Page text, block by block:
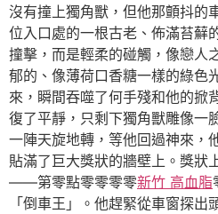
沒有撞上獨角獸，但他那顫抖的
位入口處的一根古老、佈滿苔蘚
撞擊，而是輕柔的碰觸，像戀人
郁的、像薄荷口香糖一樣的綠色
來，瞬間吞噬了何手殘和他的掀
復了平靜，只剩下獨角獸雕像一
一陣天旋地轉，等他回過神來，
貼滿了巨大獎狀的牆壁上。獎狀
——第零點零零零零新竹 高血脂
「倒車王」。他趕緊從車窗探